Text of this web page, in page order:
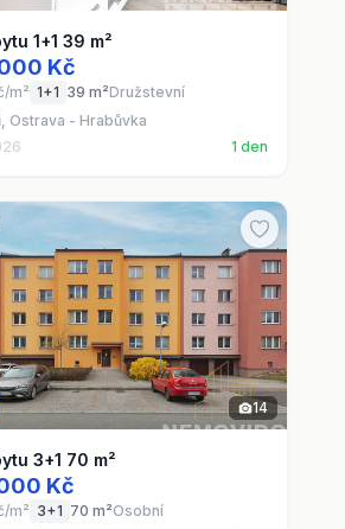
1+1 39 m²
Kč
m² 1+1 39 m²Družstevní
Ostrava - Hrabůvka
1 den
14
3+1 70 m²
Kč
m² 3+1 70 m²Osobní